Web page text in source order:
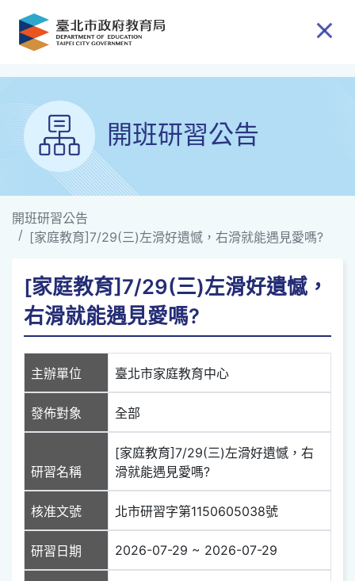
跳到主要內容
開班研習公告
開班研習公告
[家庭教育]7/29(三)左滑好遺憾，右滑就能遇見愛嗎?
[家庭教育]7/29(三)左滑好遺憾，
右滑就能遇見愛嗎?
主辦單位 臺北市家庭教育中心
發佈對象 全部
研習名稱
[家庭教育]7/29(三)左滑好遺憾，右
滑就能遇見愛嗎?
核准文號 北市研習字第1150605038號
研習日期 2026-07-29 ~ 2026-07-29